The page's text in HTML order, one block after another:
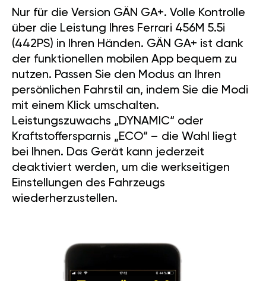
Nur für die Version GÄN GA+. Volle Kontrolle
über die Leistung Ihres Ferrari 456M 5.5i
(442PS) in Ihren Händen. GÄN GA+ ist dank
der funktionellen mobilen App bequem zu
nutzen. Passen Sie den Modus an Ihren
persönlichen Fahrstil an, indem Sie die Modi
mit einem Klick umschalten.
Leistungszuwachs „DYNAMIC“ oder
Kraftstoffersparnis „ECO“ – die Wahl liegt
bei Ihnen. Das Gerät kann jederzeit
deaktiviert werden, um die werkseitigen
Einstellungen des Fahrzeugs
wiederherzustellen.